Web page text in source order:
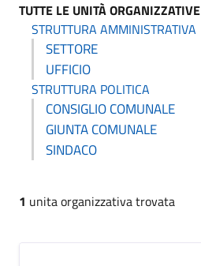
TUTTE LE UNITÀ ORGANIZZATIVE
STRUTTURA AMMINISTRATIVA
SETTORE
UFFICIO
STRUTTURA POLITICA
CONSIGLIO COMUNALE
GIUNTA COMUNALE
SINDACO
1 unita organizzativa trovata